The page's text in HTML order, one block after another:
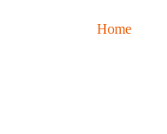
Home